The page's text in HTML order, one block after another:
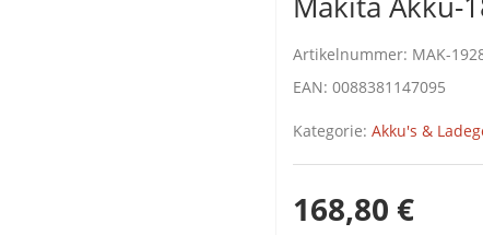
Artikelnummer: MAK-
EAN: 0088381147095
Kategorie: Akku's &
168,80 €